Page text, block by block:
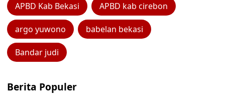
APBD Kab Bekasi APBD kab cirebon
argo yuwono babelan bekasi
Bandar judi
Berita Populer